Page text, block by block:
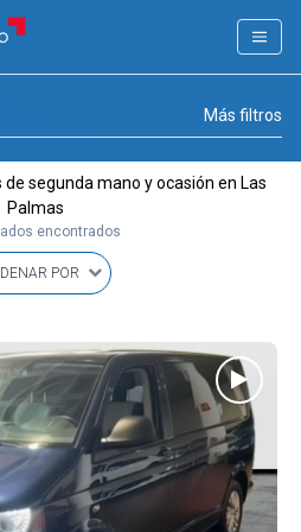
Más filtros
segunda mano y ocasión en Las
Palmas
encontrados